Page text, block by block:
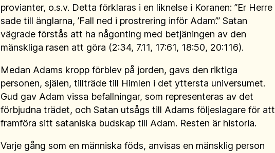
provianter, o.s.v. Detta förklaras i en liknelse i Koranen: ”Er Herre
sade till änglarna, ’Fall ned i prostrering inför Adam’.” Satan
vägrade förstås att ha någonting med betjäningen av den
mänskliga rasen att göra (2:34, 7.11, 17:61, 18:50, 20:116).
Medan Adams kropp förblev på jorden, gavs den riktiga
personen, själen, tillträde till Himlen i det yttersta universumet.
Gud gav Adam vissa befallningar, som representeras av det
förbjudna trädet, och Satan utsågs till Adams följeslagare för att
framföra sitt sataniska budskap till Adam. Resten är historia.
Varje gång som en människa föds, anvisas en mänsklig person